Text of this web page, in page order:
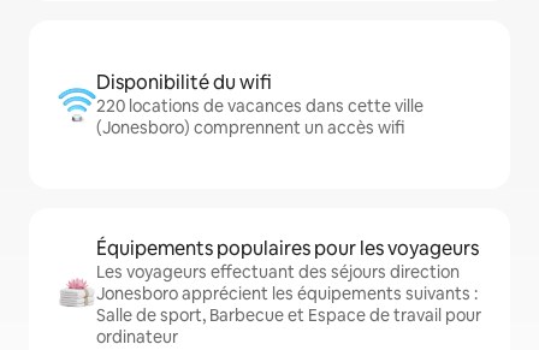
Disponibilité du wifi
220 locations de vacances dans cette ville
(Jonesboro) comprennent un accès wifi
Équipements populaires pour les voyageurs
Les voyageurs effectuant des séjours direction
Jonesboro apprécient les équipements suivants :
Salle de sport, Barbecue et Espace de travail pour
ordinateur